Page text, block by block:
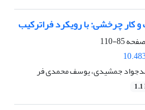
کار چرخشی: با رویکرد فراترکیب
85-110
جمشیدی، یوسف محمدی فر